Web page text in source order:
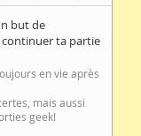
but de
ta partie
en vie après
mais aussi
geek!